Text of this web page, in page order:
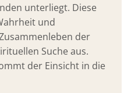
unterliegt. Diese
und
der
Suche aus.
der Einsicht in die